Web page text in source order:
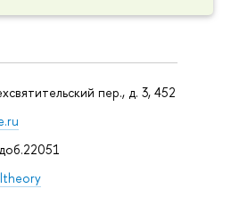
пер., д. 3, 452